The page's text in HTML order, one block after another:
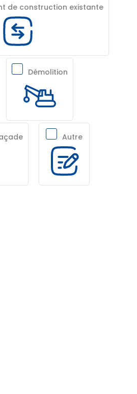
de construction existante
Démolition
Autre